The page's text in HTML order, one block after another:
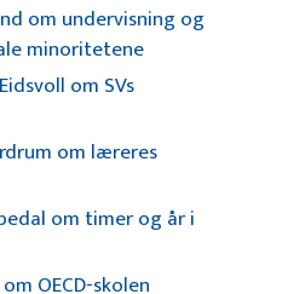
om undervisning og
minoritetene
om SVs
om læreres
om timer og år i
OECD-skolen